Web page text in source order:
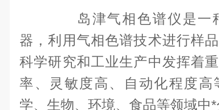
岛津气相色谱仪是一
器，利用气相色谱技术进行样
科学研究和工业生产中发挥着
率、灵敏度高、自动化程度高
学、生物、环境、食品等领域中